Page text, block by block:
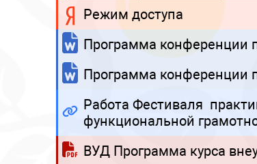
Режим доступа
Программа конференции
Программа конференции
Работа Фестиваля
функциональной
ВУД Программа курса